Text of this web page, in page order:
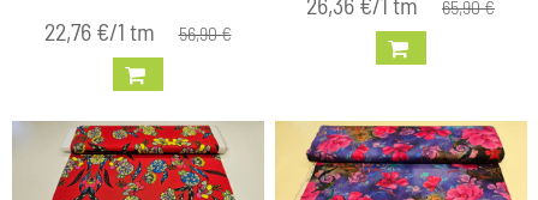
22,76 €/1 tm 56,90 €
65,90 €